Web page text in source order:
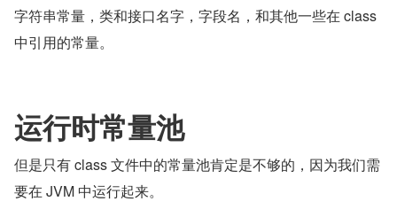
字符串常量，类和接口名字，字段名，和其他一些在 class
中引用的常量。
运行时常量池
但是只有 class 文件中的常量池肯定是不够的，因为我们需
要在 JVM 中运行起来。